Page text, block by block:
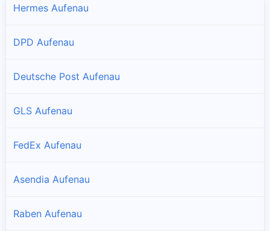
Hermes Aufenau
DPD Aufenau
Deutsche Post Aufenau
GLS Aufenau
FedEx Aufenau
Asendia Aufenau
Raben Aufenau